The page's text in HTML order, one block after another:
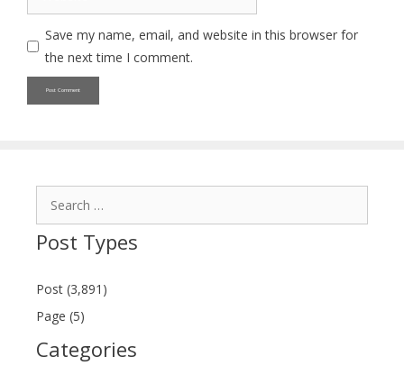
Save my name, email, and website in this browser for
the next time I comment.
Post Types
Post (3,891)
Page (5)
Categories